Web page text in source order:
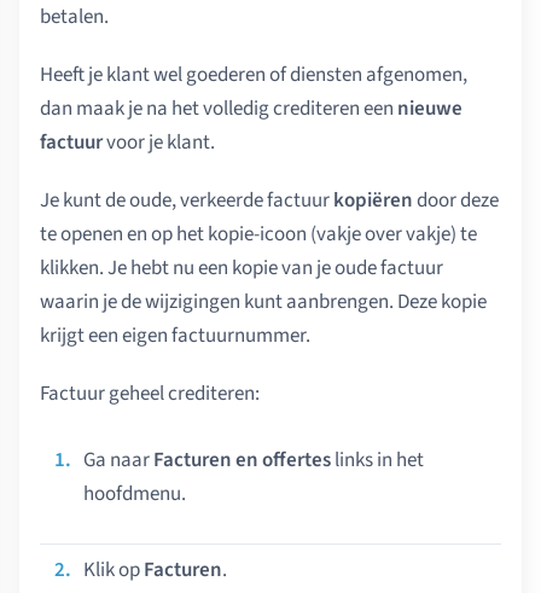
betalen.
Heeft je klant wel goederen of diensten afgenomen,
dan maak je na het volledig crediteren een nieuwe
factuurvoor je klant.
Je kunt de oude, verkeerde factuurkopiërendoor deze
te openen en op het kopie-icoon (vakje over vakje) te
klikken. Je hebt nu een kopie van je oude factuur
waarin je de wijzigingen kunt aanbrengen. Deze kopie
krijgt een eigen factuurnummer.
Factuur geheel crediteren:
Ga naarFacturen en offerteslinks in het
hoofdmenu.
Klik opFacturen.